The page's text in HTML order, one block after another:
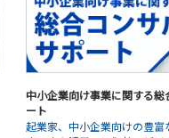
中小企業向け事業に関する
ート
起業家、中小企業向けの豊富